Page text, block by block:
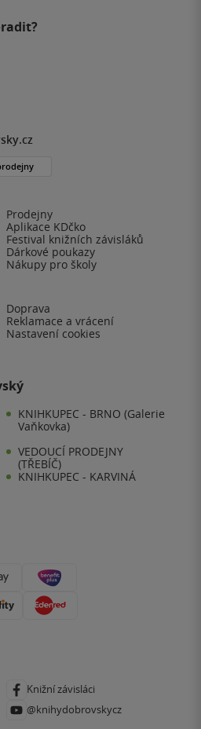
Prodejny
Aplikace KDčko
Festival knižních závisláků
Dárkové poukazy
Nákupy pro školy
Doprava
Reklamace a vrácení
Nastavení cookies
KNIHKUPEC - BRNO (Galerie
Vaňkovka)
VEDOUCÍ PRODEJNY
(TŘEBÍČ)
KNIHKUPEC - KARVINÁ
Knižní závisláci
@knihydobrovskycz